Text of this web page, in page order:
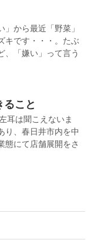
から最近「野菜」
キです・・・。たぶ
、「嫌い」って言う
ること
耳は聞こえないま
り、春日井市内を中
態にて店舗展開をさ